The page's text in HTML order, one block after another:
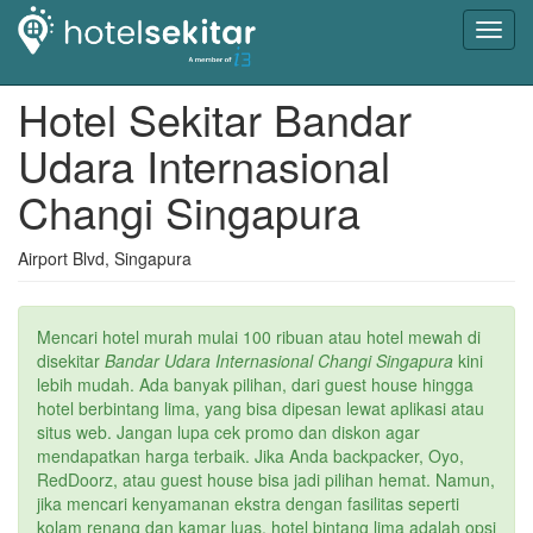
Hotel Sekitar Bandar
Udara Internasional
Changi Singapura
Airport Blvd, Singapura
Mencari hotel murah mulai 100 ribuan atau hotel mewah di
disekitar Bandar Udara Internasional Changi Singapura kini
lebih mudah. Ada banyak pilihan, dari guest house hingga
hotel berbintang lima, yang bisa dipesan lewat aplikasi atau
situs web. Jangan lupa cek promo dan diskon agar
mendapatkan harga terbaik. Jika Anda backpacker, Oyo,
RedDoorz, atau guest house bisa jadi pilihan hemat. Namun,
jika mencari kenyamanan ekstra dengan fasilitas seperti
kolam renang dan kamar luas, hotel bintang lima adalah opsi